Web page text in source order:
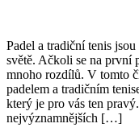
Padel a tradiční tenis
světě. Ačkoli se na první
mnoho rozdílů. V tomto
padelem a tradičním
který je pro vás ten
nejvýznamnějších […]